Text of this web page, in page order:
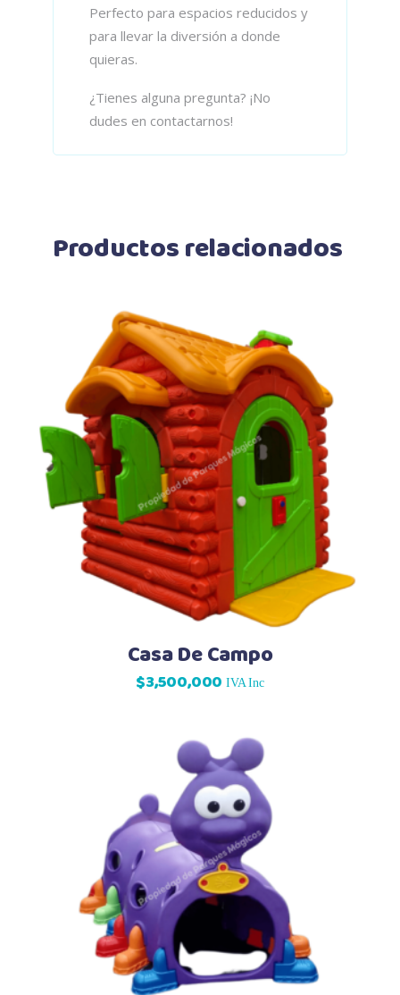
Perfecto para espacios reducidos y
para llevar la diversión a donde
quieras.
¿Tienes alguna pregunta? ¡No
dudes en contactarnos!
Productos relacionados
Casa De Campo
$3,500,000 IVA Inc